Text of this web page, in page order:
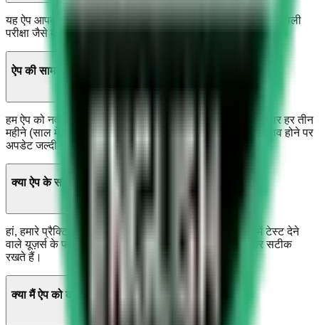
यह ऐप आपको सऊदी दल्ला टेस्ट की तैयारी के लिए प्रैक्टिस सवाल, असली
परीक्षा जैसे मॉक टेस्ट और सड़क संकेतों की प्रैक्टिस से मदद करता है।
ऐप की सामग्री कितनी बार अपडेट होती है?
हम ऐप को नवीनतम सऊदी ड्राइविंग नियमों और दल्ला टेस्ट के अनुसार हर तीन
महीने (साल में चार बार) अपडेट करते हैं। कानून या टेस्ट में बड़े बदलाव होने पर
अपडेट जल्दी भी किए जाते हैं।
क्या ऐप के सवाल असली दल्ला टेस्ट जैसे हैं?
हां, हमारे प्रैक्टिस सवाल असली दल्ला टेस्ट जैसे ही हैं। हाल ही में टेस्ट देने
वाले यूज़र्स के फीडबैक से हम सवालों को वर्तमान परीक्षा के अनुसार सटीक
रखते हैं।
क्या मैं ऐप को कई भाषाओं में इस्तेमाल कर सकता हूं?